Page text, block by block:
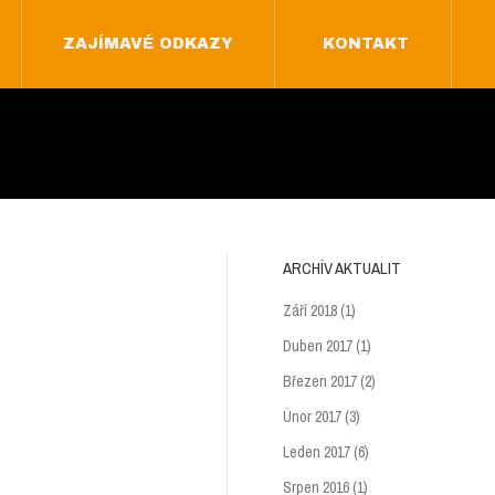
ZAJÍMAVÉ ODKAZY KONTAKT
ARCHÍV AKTUALIT
Září 2018 (1)
Duben 2017 (1)
Březen 2017 (2)
Únor 2017 (3)
Leden 2017 (6)
Srpen 2016 (1)
ZAJÍMAVÉ ODKAZY